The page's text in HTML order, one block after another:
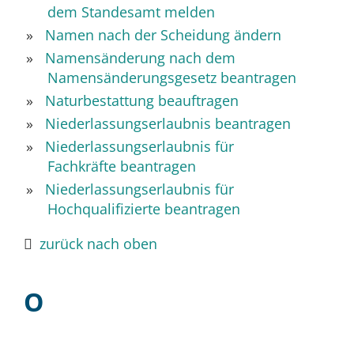
dem Standesamt melden
Namen nach der Scheidung ändern
Namensänderung nach dem
Namensänderungsgesetz beantragen
Naturbestattung beauftragen
Niederlassungserlaubnis beantragen
Niederlassungserlaubnis für
Fachkräfte beantragen
Niederlassungserlaubnis für
Hochqualifizierte beantragen
zurück nach oben
O